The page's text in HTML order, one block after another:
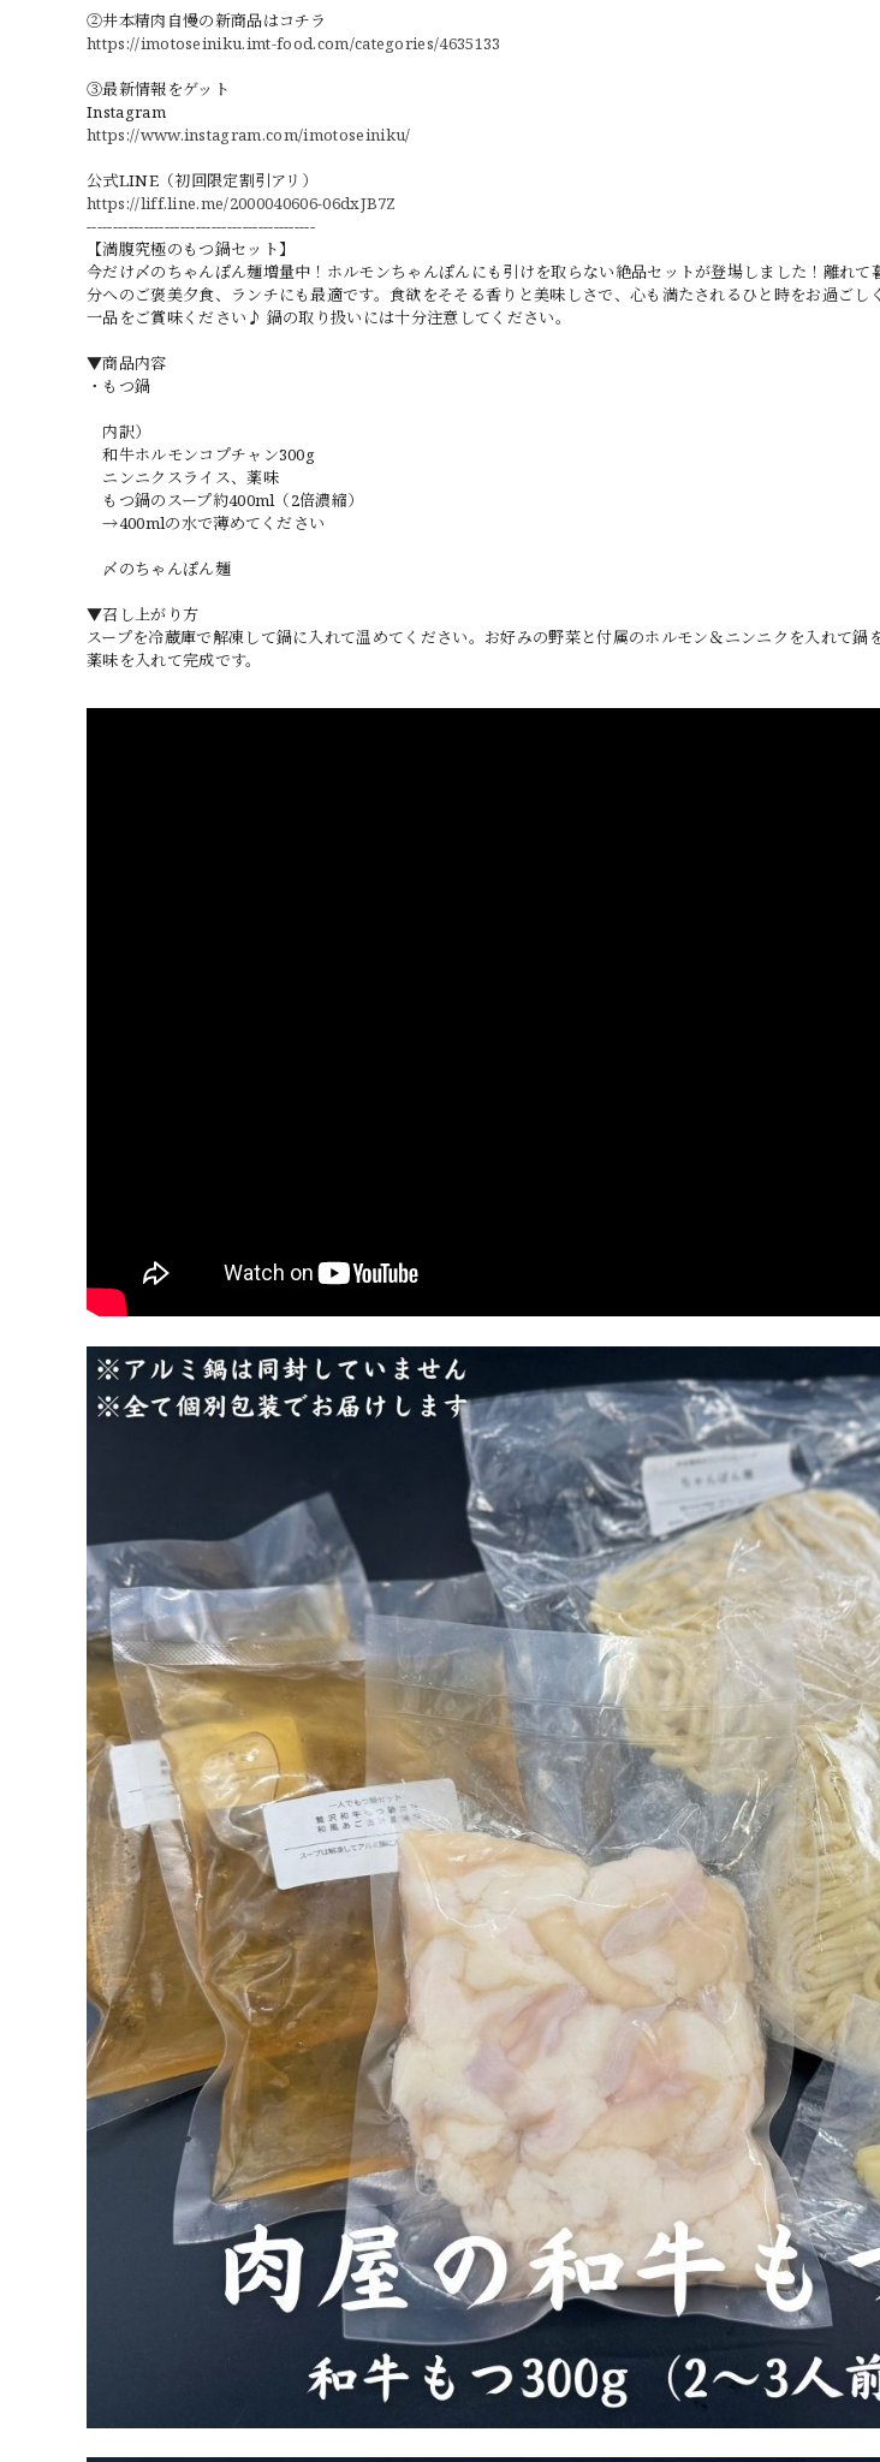
②井本精肉自慢の新商品はコチラ
https://imotoseiniku.imt-food.com/categories/4635133
③最新情報をゲット
Instagram
https://www.instagram.com/imotoseiniku/
公式LINE（初回限定割引アリ）
https://liff.line.me/2000040606-06dxJB7Z
--------------------------------------------
【満腹究極のもつ鍋セット】
今だけ〆のちゃんぽん麺増量中！ホルモンちゃんぽんにも引けを取らない絶品セットが登場しました！離れて
分へのご褒美夕食、ランチにも最適です。食欲をそそる香りと美味しさで、心も満たされるひと時をお過ごし
一品をご賞味ください♪ 鍋の取り扱いには十分注意してください。
▼商品内容
・もつ鍋
内訳）
和牛ホルモンコプチャン300g
ニンニクスライス、薬味
もつ鍋のスープ約400ml（2倍濃縮）
→400mlの水で薄めてください
〆のちゃんぽん麺
▼召し上がり方
スープを冷蔵庫で解凍して鍋に入れて温めてください。お好みの野菜と付属のホルモン＆ニンニクを入れて鍋
薬味を入れて完成です。